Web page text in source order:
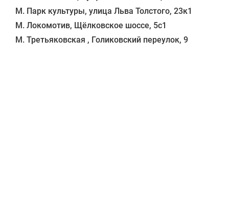
М. Парк культуры, улица Льва Толстого, 23к1
М. Локомотив, Щёлковское шоссе, 5с1